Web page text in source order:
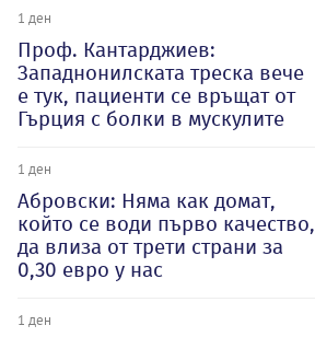
1 ден
Проф. Кантарджиев:
Западнонилската треска вече
е тук, пациенти се връщат от
Гърция с болки в мускулите
1 ден
Абровски: Няма как домат,
който се води първо качество,
да влиза от трети страни за
0,30 евро у нас
1 ден